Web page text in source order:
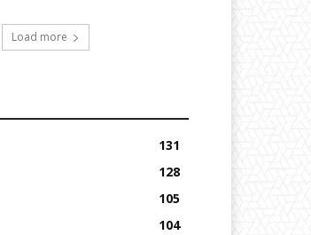
Load more
131
128
105
104